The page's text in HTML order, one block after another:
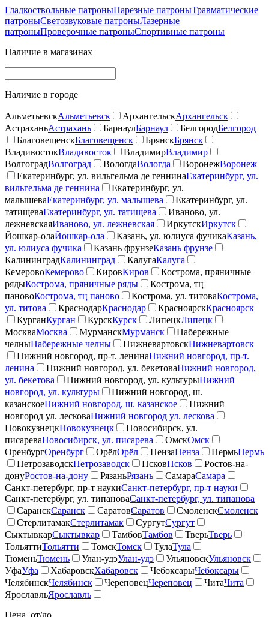
Гладкоствольные патроныНарезные патроныТравматические
патроныСветозвуковые патроныЛазерные
патроныПроверочные патроныСпортивные патроны
Наличие в магазинах
Наличие в городе
АльметьевскАльметьевск АрхангельскАрхангельск
АстраханьАстрахань БарнаулБарнаул БелгородБелгород
БлаговещенскБлаговещенск БрянскБрянск
ВладивостокВладивосток ВладимирВладимир
ВолгоградВолгоград ВологдаВологда ВоронежВоронеж
Екатеринбург, ул. вильгельма де геннинаЕкатеринбург, ул.
вильгельма де геннина
Екатеринбург, ул.
малышеваЕкатеринбург, ул. малышева
Екатеринбург, ул.
татищеваЕкатеринбург, ул. татищева
Иваново, ул.
лежневскаяИваново, ул. лежневская ИркутскИркутск
Йошкар-олаЙошкар-ола Казань, ул. юлиуса фучикаКазань,
ул. юлиуса фучика
Казань фрунзеКазань фрунзе
КалининградКалининград КалугаКалуга
КемеровоКемерово КировКиров
Кострома, пряничные
рядыКострома, пряничные ряды
Кострома, тц
пановоКострома, тц паново Кострома, ул. титоваКострома,
ул. титова
КраснодарКраснодар КрасноярскКрасноярск
КурганКурган КурскКурск ЛипецкЛипецк
МоскваМосква МурманскМурманск
Набережные
челныНабережные челны НижневартовскНижневартовск
Нижний новгород, пр-т. ленинаНижний новгород, пр-т.
ленина
Нижний новгород, ул. бекетоваНижний новгород,
ул. бекетова
Нижний новгород, ул. культурыНижний
новгород, ул. культуры
Нижний новгород, ш.
казанскоеНижний новгород, ш. казанское
Нижний
новгород ул. лесковаНижний новгород ул. лескова
НовокузнецкНовокузнецк
Новосибирск, ул.
писареваНовосибирск, ул. писарева ОмскОмск
ОренбургОренбург ОрёлОрёл ПензаПенза ПермьПермь
ПетрозаводскПетрозаводск ПсковПсков
Ростов-на-
донуРостов-на-дону РязаньРязань СамараСамара
Санкт-петербург, пр-т наукиСанкт-петербург, пр-т науки
Санкт-петербург, ул. типановаСанкт-петербург, ул. типанова
СаранскСаранск СаратовСаратов СмоленскСмоленск
СтерлитамакСтерлитамак СургутСургут
СыктывкарСыктывкар ТамбовТамбов ТверьТверь
ТольяттиТольятти ТомскТомск ТулаТула
ТюменьТюмень Улан-удэУлан-удэ УльяновскУльяновск
УфаУфа ХабаровскХабаровск ЧебоксарыЧебоксары
ЧелябинскЧелябинск ЧереповецЧереповец ЧитаЧита
ЯрославльЯрославль
Цена, от/до